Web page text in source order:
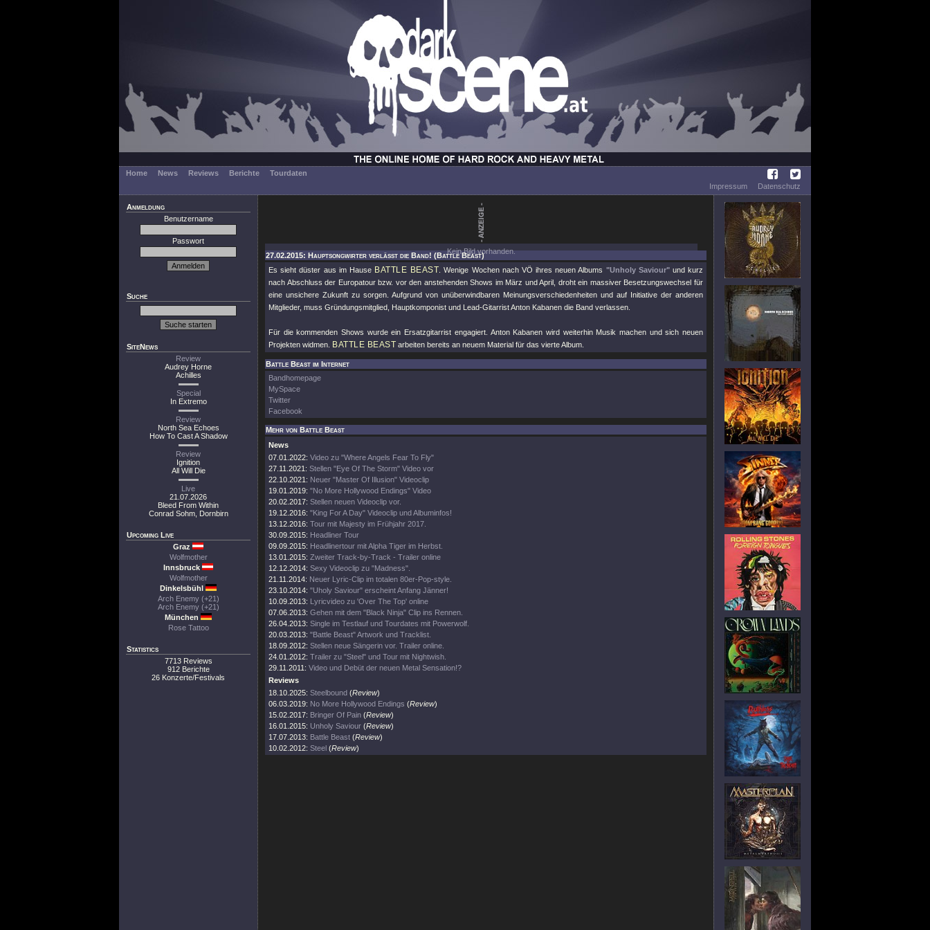
Home News Reviews Berichte
Tourdaten
Impressum
Datenschutz
Anmeldung
Benutzername
Passwort
Suche
SiteNews
Review
Audrey Horne
Achilles
Special
In Extremo
Review
North Sea Echoes
How To Cast A Shadow
Review
Ignition
All Will Die
Live
21.07.2026
Bleed From Within
Conrad Sohm, Dornbirn
Upcoming Live
Graz
Wolfmother
Innsbruck
Wolfmother
Dinkelsbühl
Arch Enemy (+21)
Arch Enemy (+21)
München
Rose Tattoo
Statistics
7713 Reviews
912 Berichte
26 Konzerte/Festivals
Kein Bild vorhanden.
27.02.2015: Hauptsongwirter verläßt die Band! (Battle Beast)
Es sieht düster aus im Hause BATTLE BEAST . Wenige Wochen nach VÖ ihres neuen Albums "Unholy Saviour"und kurz
nach Abschluss der Europatour bzw. vor den anstehenden Shows im März und April, droht ein massiver Besetzungswechsel für
eine unsichere Zukunft zu sorgen. Aufgrund von unüberwindbaren Meinungsverschiedenheiten und auf Initiative der anderen
Mitglieder, muss Gründungsmitglied, Hauptkomponist und Lead-Gitarrist Anton Kabanen die Band verlassen.
Für die kommenden Shows wurde ein Ersatzgitarrist engagiert. Anton Kabanen wird weiterhin Musik machen und sich neuen
Projekten widmen.
BATTLE BEAST arbeiten bereits an neuem Material für das vierte Album.
Battle Beast im Internet
Bandhomepage
MySpace
Twitter
Facebook
Mehr von Battle Beast
News
07.01.2022: Video zu "Where Angels Fear To Fly"
27.11.2021: Stellen "Eye Of The Storm" Video vor
22.10.2021: Neuer "Master Of Illusion" Videoclip
19.01.2019: "No More Hollywood Endings" Video
20.02.2017: Stellen neuen Videoclip vor.
19.12.2016: "King For A Day" Videoclip und Albuminfos!
13.12.2016: Tour mit Majesty im Frühjahr 2017.
30.09.2015: Headliner Tour
09.09.2015: Headlinertour mit Alpha Tiger im Herbst.
13.01.2015: Zweiter Track-by-Track - Trailer online
12.12.2014: Sexy Videoclip zu "Madness".
21.11.2014: Neuer Lyric-Clip im totalen 80er-Pop-style.
23.10.2014: "Uholy Saviour" erscheint Anfang Jänner!
10.09.2013: Lyricvideo zu 'Over The Top' online
07.06.2013: Gehen mit dem "Black Ninja" Clip ins Rennen.
26.04.2013: Single im Testlauf und Tourdates mit Powerwolf.
20.03.2013: "Battle Beast" Artwork und Tracklist.
18.09.2012: Stellen neue Sängerin vor. Trailer online.
24.01.2012: Trailer zu "Steel" und Tour mit Nightwish.
29.11.2011: Video und Debüt der neuen Metal Sensation!?
Reviews
18.10.2025: Steelbound (Review)
06.03.2019: No More Hollywood Endings (Review)
15.02.2017: Bringer Of Pain (Review)
16.01.2015: Unholy Saviour (Review)
17.07.2013: Battle Beast (Review)
10.02.2012: Steel (Review)